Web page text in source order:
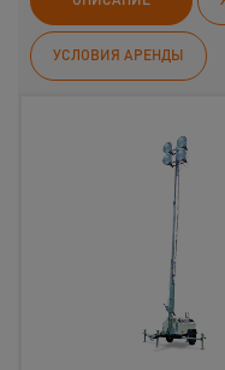
УСЛОВИЯ АРЕНДЫ